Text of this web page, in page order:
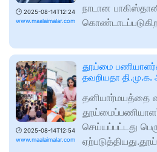
🕑 2025-08-14T12:24
www.maalaimalar.com
நாடான
🕑 2025-08-14T12:54
www.maalaimalar.com
தூய்மை
தவறியதா தி.மு.க.
தனியார்மயத்தை
செய்யப்பட்டது